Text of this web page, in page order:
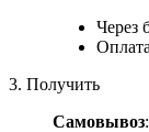
Через
3. Получить
Самовывоз: